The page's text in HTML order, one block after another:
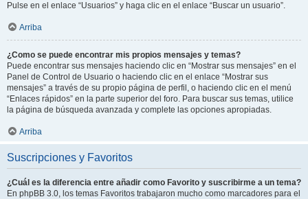
Pulse en el enlace “Usuarios” y haga clic en el enlace “Buscar un usuario”.
Arriba
¿Como se puede encontrar mis propios mensajes y temas?
Puede encontrar sus mensajes haciendo clic en “Mostrar sus mensajes” en el
Panel de Control de Usuario o haciendo clic en el enlace “Mostrar sus
mensajes” a través de su propio página de perfil, o haciendo clic en el menú
“Enlaces rápidos” en la parte superior del foro. Para buscar sus temas, utilice
la página de búsqueda avanzada y complete las opciones apropiadas.
Arriba
Suscripciones y Favoritos
¿Cuál es la diferencia entre añadir como Favorito y suscribirme a un tema?
En phpBB 3.0, los temas Favoritos trabajaron mucho como marcadores para el